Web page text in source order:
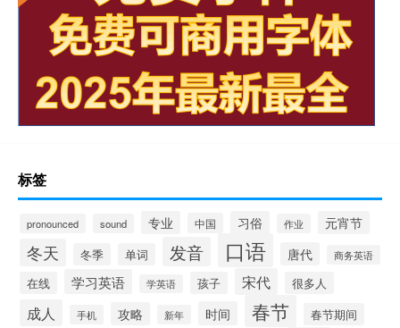
标签
pronounced sound 专业 中国 习俗 作业 元宵节
冬天 冬季 单词 发音 口语 唐代 商务英语
在线 学习英语 学英语 孩子 宋代 很多人
成人 手机 攻略 新年 时间 春节
春节期间